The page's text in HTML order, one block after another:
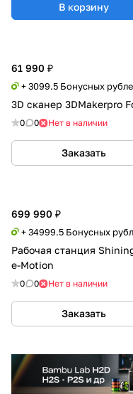
В корзину
699 990 ₽
+ 34999.5 Бонусных
Рабочая станция
e-Motion
0 0 Нет в наличии
Заказать
61 990 ₽
+ 3099.5 Бонусных
3D сканер 3DMakerpro
0 0 Нет в наличии
Заказать